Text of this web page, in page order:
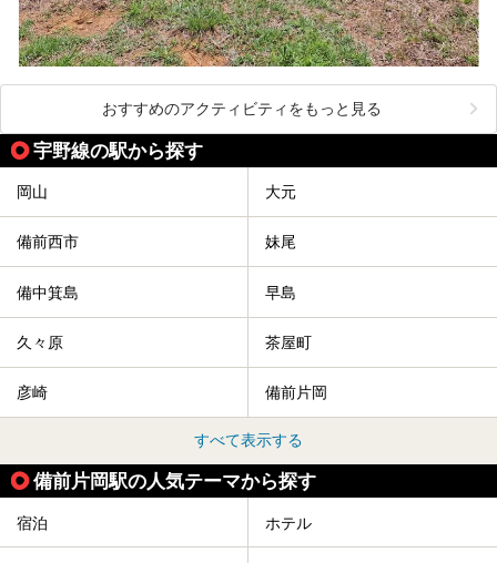
おすすめのアクティビティをもっと見る
宇野線の駅から探す
岡山 大元
備前西市 妹尾
備中箕島 早島
久々原 茶屋町
彦崎 備前片岡
すべて表示する
備前片岡駅の人気テーマから探す
宿泊 ホテル